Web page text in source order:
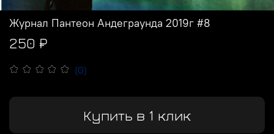
(0)
Журнал Пантеон Андеграунда 2019г #8
250 ₽
Купить в 1 клик